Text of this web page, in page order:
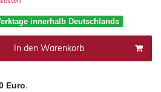
innerhalb Deutschlands
In den Warenkorb
Euro.